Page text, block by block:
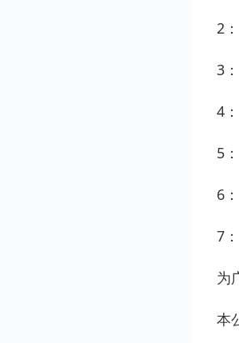
2
3
4
5
6
7
为
本